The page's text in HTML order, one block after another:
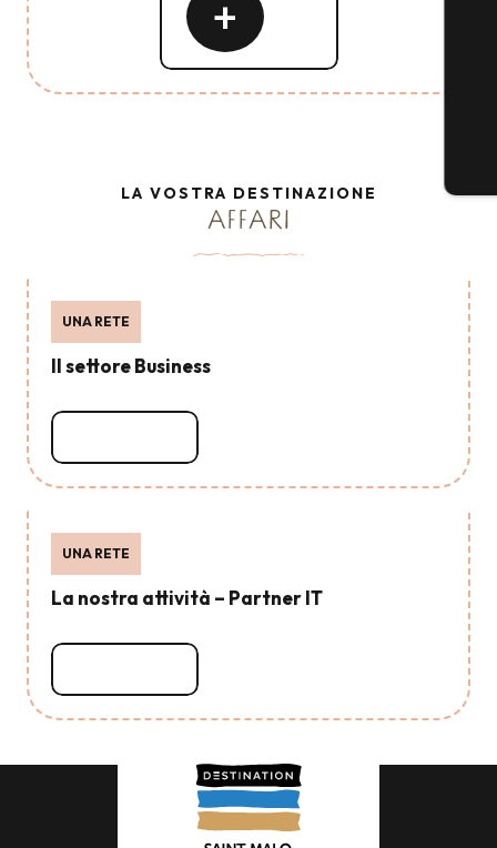
Leggi
LA VOSTRA DESTINAZIONE
AFFARI
UNA RETE
Il settore Business
UNA RETE
La nostra attività – Partner IT